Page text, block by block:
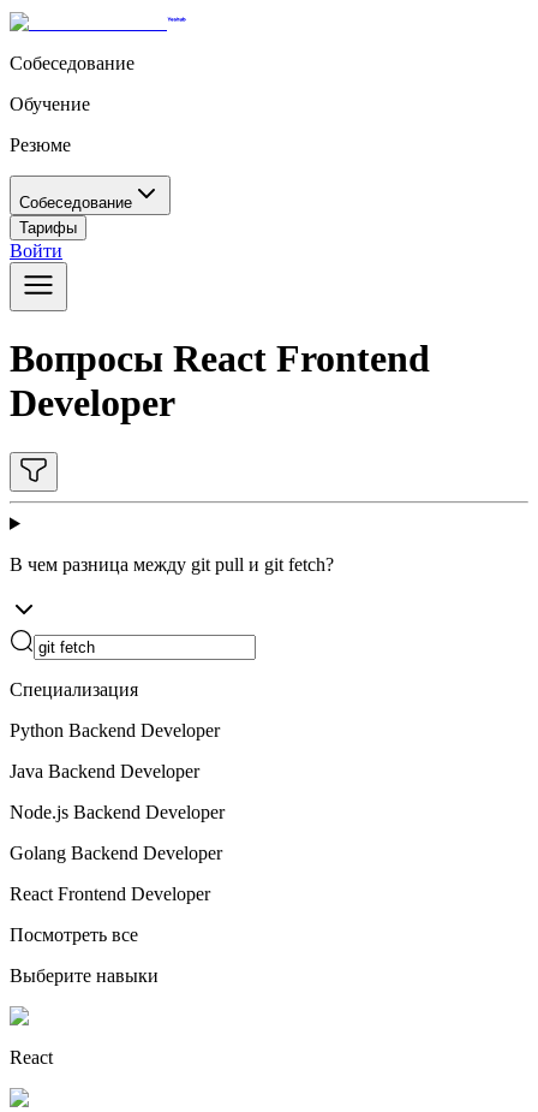
Собеседование
Обучение
Резюме
Собеседование
Тарифы
Войти
Вопросы React Frontend
Developer
В чем разница между git pull и git fetch?
Специализация
Python Backend Developer
Java Backend Developer
Node.js Backend Developer
Golang Backend Developer
React Frontend Developer
Посмотреть все
Выберите навыки
React